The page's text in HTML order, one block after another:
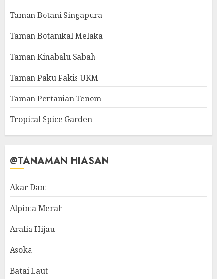
Taman Botani Singapura
Taman Botanikal Melaka
Taman Kinabalu Sabah
Taman Paku Pakis UKM
Taman Pertanian Tenom
Tropical Spice Garden
@TANAMAN HIASAN
Akar Dani
Alpinia Merah
Aralia Hijau
Asoka
Batai Laut